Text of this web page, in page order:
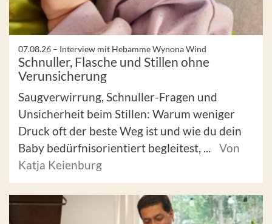
07.08.26 – Interview mit Hebamme Wynona Wind
Schnuller, Flasche und Stillen ohne
Verunsicherung
Saugverwirrung, Schnuller-Fragen und
Unsicherheit beim Stillen: Warum weniger
Druck oft der beste Weg ist und wie du dein
Baby bedürfnisorientiert begleitest, ...
Von
Katja Keienburg